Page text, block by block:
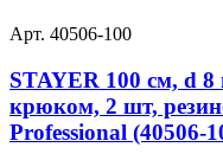
Арт. 40506-100
STAYER 100 см, d
крюком, 2 шт,
Professional (40506-